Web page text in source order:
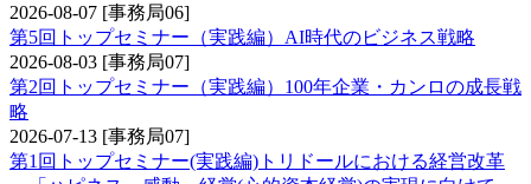
2026-08-07 [事務局06]
第5回トップセミナー（実践編）AI時代のビジネス戦略
2026-08-03 [事務局07]
第2回トップセミナー（実践編）100年企業・カンロの成長戦
略
2026-07-13 [事務局07]
第1回トップセミナー(実践編)トリドールにおける経営改革